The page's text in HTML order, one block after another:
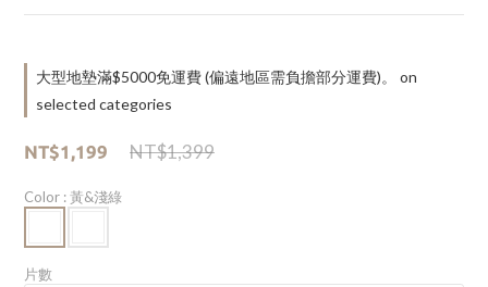
大型地墊滿$5000免運費 (偏遠地區需負擔部分運費)。 on
selected categories
NT$1,399
NT$1,199
Color : 黃&淺綠
片數